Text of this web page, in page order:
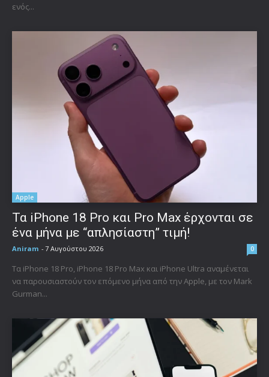
ενός...
Apple
Τα iPhone 18 Pro και Pro Max έρχονται σε
ένα μήνα με “απλησίαστη” τιμή!
Aniram - 7 Αυγούστου 2026 0
Τα iPhone 18 Pro, iPhone 18 Pro Max και iPhone Ultra αναμένεται
να παρουσιαστούν τον επόμενο μήνα από την Apple, με τον Mark
Gurman...